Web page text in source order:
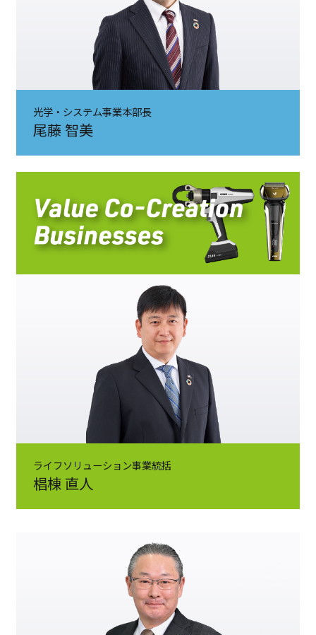
光学・システム事業本部長
尾藤 智美
ライフソリューション事業統括
椙棟 直人